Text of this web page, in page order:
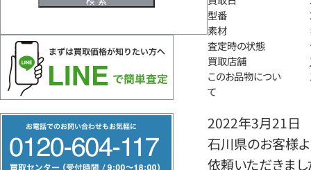
リ
ー
型番
素材
査定時の状態
買取店舗
このお品物につい
て
2022年3月21日
石川県のお客様よ
依頼いただきまし